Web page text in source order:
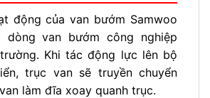
động của van bướm Samwoo
van bướm công nghiệp
Khi tác động lực lên bộ
trục van sẽ truyền chuyển
làm đĩa xoay quanh trục.